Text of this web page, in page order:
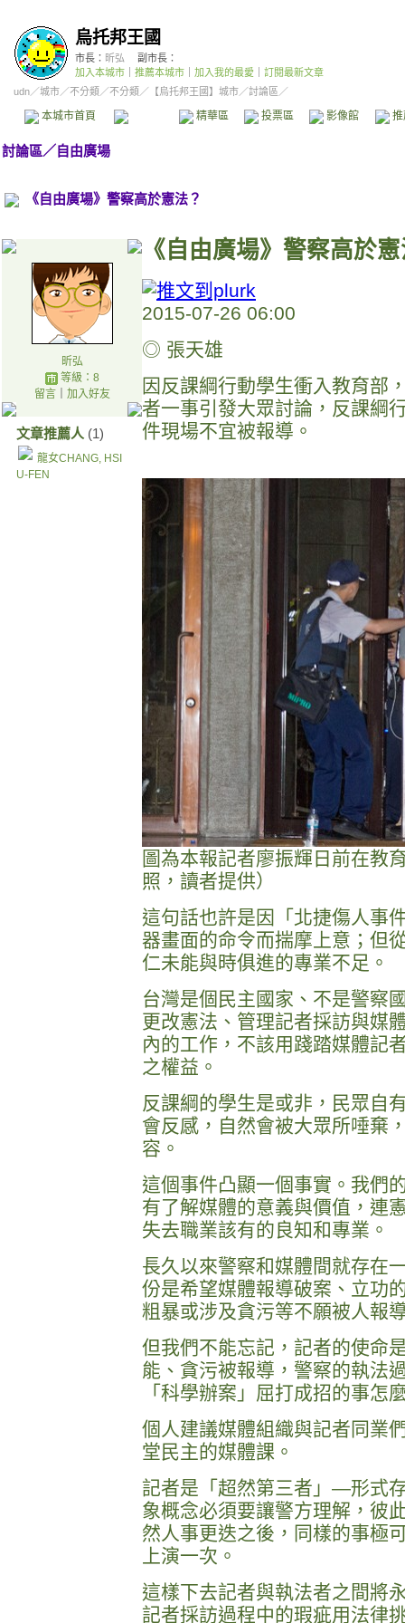
烏托邦王國
市長： 昕弘
副市長：
加入本城市
推薦本城市 加入我的最愛
訂閱最新文章
udn／城市／不分類 ／不分類 ／ 【烏托邦王國】城市／討論區／
本城市首頁 精華區 投票區 影像館
討論區／自由廣場
《自由廣場》警察高於憲法？
昕弘
等級：8
留言｜ 加入好友
文章推薦人 (1)
龍女CHANG, HSI
U-FEN
《自由廣場》警察高於
2015-07-26 06:00
◎ 張天雄
因反課綱行動學生衝入教育部
者一事引發大眾討論，反課綱
件現場不宜被報導。
圖為本報記者廖振輝日前在教
照，讀者提供）
這句話也許是因「北捷傷人事
器畫面的命令而揣摩上意；但
仁未能與時俱進的專業不足。
台灣是個民主國家、不是警察
更改憲法、管理記者採訪與媒
內的工作，不該用踐踏媒體記
之權益。
反課綱的學生是或非，民眾自
會反感，自然會被大眾所唾棄
容。
這個事件凸顯一個事實。我們
有了解媒體的意義與價值，連
失去職業該有的良知和專業。
長久以來警察和媒體間就存在
份是希望媒體報導破案、立功
粗暴或涉及貪污等不願被人報
但我們不能忘記，記者的使命
能、貪污被報導，警察的執法
「科學辦案」屈打成招的事怎
個人建議媒體組織與記者同業
堂民主的媒體課。
記者是「超然第三者」—形式
象概念必須要讓警方理解，彼
然人事更迭之後，同樣的事極
上演一次。
這樣下去記者與執法者之間將
記者採訪過程中的瑕疵用法律